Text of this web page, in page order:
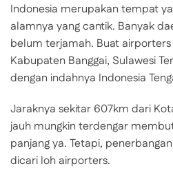
Indonesia merupakan tempat
alamnya yang cantik. Banyak
belum terjamah. Buat
Kabupaten Banggai, Sulawesi
dengan indahnya Indonesia
Jaraknya sekitar 607km dari
jauh mungkin terdengar
panjang ya. Tetapi,
dicari loh airporters.